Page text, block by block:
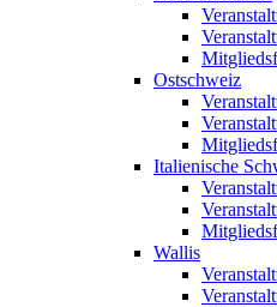
Ostschweiz
Italienische
Wallis